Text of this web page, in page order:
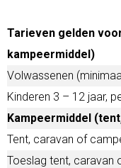
Tarieven gelden
kampeermiddel)
Volwassenen
Kinderen 3 – 12 jaar,
Kampeermiddel
Tent, caravan of
Toeslag tent, caravan